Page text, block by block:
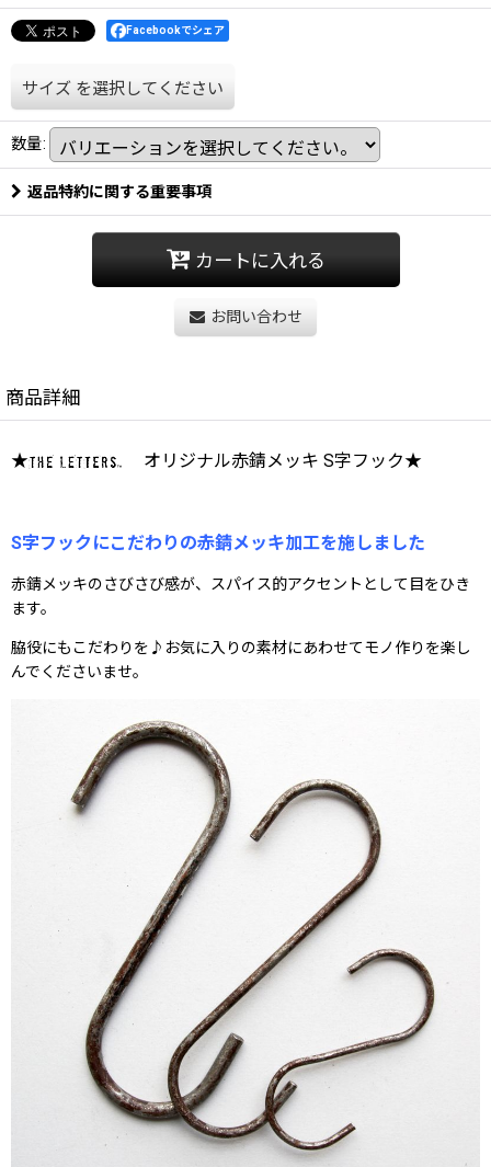
Facebookでシェア
サイズ を選択してください
数量:
返品特約に関する重要事項
カートに入れる
お問い合わせ
商品詳細
★ オリジナル赤錆メッキ S字フック★
S字フックにこだわりの赤錆メッキ加工を施しました
赤錆メッキのさびさび感が、スパイス的アクセントとして目をひき
ます。
脇役にもこだわりを♪お気に入りの素材にあわせてモノ作りを楽し
んでくださいませ。